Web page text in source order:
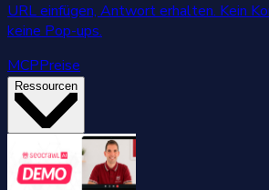
URL einfügen, Antwort erhalten. Kein
keine Pop-ups.
MCPPreise
Ressourcen